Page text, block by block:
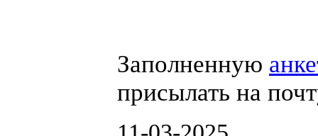
Заполненную
присылать на